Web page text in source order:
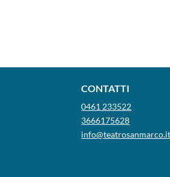
CONTATTI
0461 233522
3666175628
info@teatrosanmarco.it